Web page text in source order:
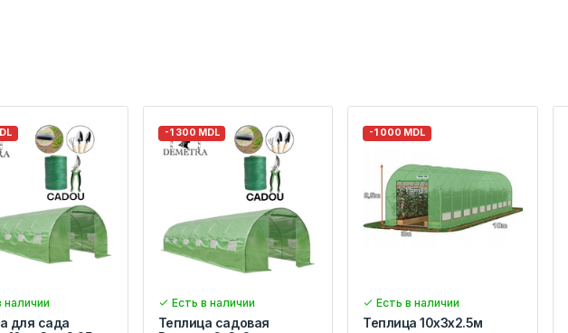
наличии
для сада
-1 300 MDL
Есть в наличии
Теплица садовая
-1 000 MDL
Есть в наличии
Теплица 10x3x2.5м